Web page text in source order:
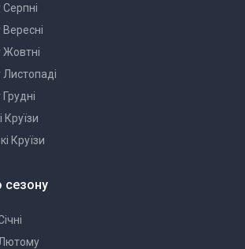
Серпні
Вересні
Жовтні
Листопаді
Круїзи
Круїзи
сезону
Лютому